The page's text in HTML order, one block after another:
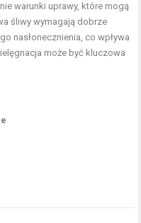
warunki uprawy, które mogą
śliwy wymagają dobrze
nasłonecznienia, co wpływa
może być kluczowa